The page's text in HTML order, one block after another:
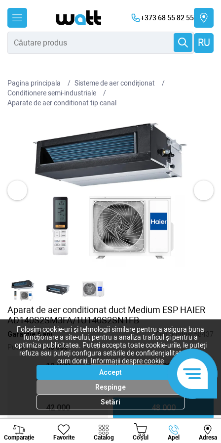
+373 68 55 82 55
RU
Pagina principala
Sisteme de aer condiționat
Conditionere semi-industriale
Aparate de aer conditionat tip canal
Aparat de aer conditionat duct Medium ESP HAIER
AD140S2SM3FA/1U140S2SN1FB
Garanție 5 ani Cod produs:58437
Putere, BTU:48 000
12 000 18 000
36 000
42 000 48 000
60 000
Comparație Favorite Catalog Coșul Apel Adresa
Viber Whatsapp
Folosim cookie-uri și tehnologii similare pentru a asigura buna
funcționare a site-ului, pentru a analiza traficul și pentru a
optimiza publicitatea. Puteți accepta toate cookie-urile, le puteți
refuza sau puteți configura setările de confidențialitate după
cum doriți.
Informații despre cookie
Accept
Respinge
Setări